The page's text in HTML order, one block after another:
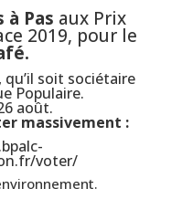
à Pas aux Prix
2019, pour le
soit sociétaire
Populaire.
août.
massivement :
voter/